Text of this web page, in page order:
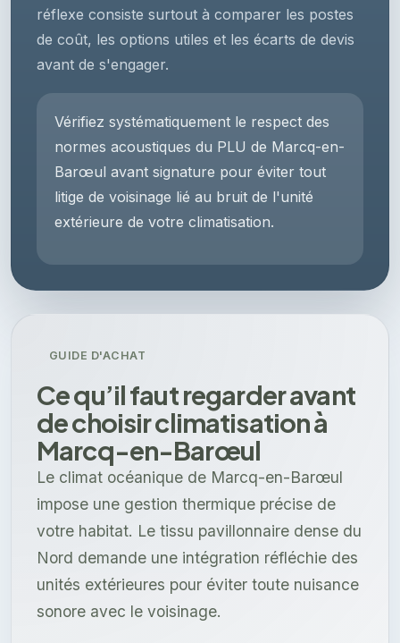
réflexe consiste surtout à comparer les postes
de coût, les options utiles et les écarts de devis
avant de s'engager.
Vérifiez systématiquement le respect des
normes acoustiques du PLU de Marcq-en-
Barœul avant signature pour éviter tout
litige de voisinage lié au bruit de l'unité
extérieure de votre climatisation.
GUIDE D'ACHAT
Ce qu’il faut regarder avant
de choisir climatisation à
Marcq-en-Barœul
Le climat océanique de Marcq-en-Barœul
impose une gestion thermique précise de
votre habitat. Le tissu pavillonnaire dense du
Nord demande une intégration réfléchie des
unités extérieures pour éviter toute nuisance
sonore avec le voisinage.